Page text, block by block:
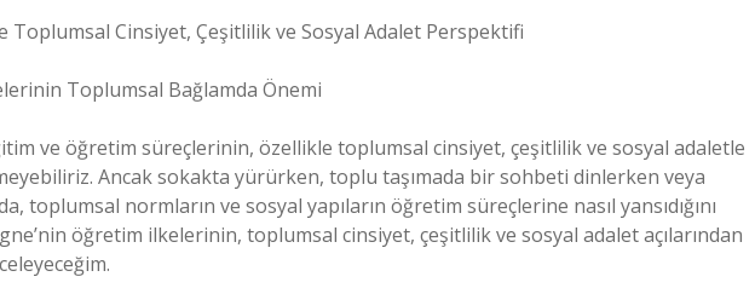
Toplumsal Cinsiyet, Çeşitlilik ve Sosyal Adalet Perspektifi
Toplumsal Bağlamda Önemi
ve öğretim süreçlerinin, özellikle toplumsal cinsiyet, çeşitlilik ve sosyal adaletle
Ancak sokakta yürürken, toplu taşımada bir sohbeti dinlerken veya
toplumsal normların ve sosyal yapıların öğretim süreçlerine nasıl yansıdığını
öğretim ilkelerinin, toplumsal cinsiyet, çeşitlilik ve sosyal adalet açılarından